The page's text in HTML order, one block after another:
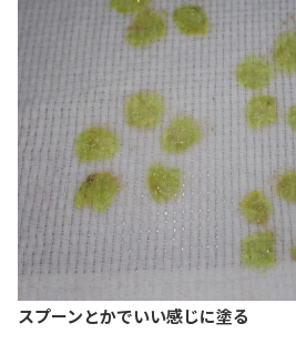
スプーンとかでいい感じに塗る